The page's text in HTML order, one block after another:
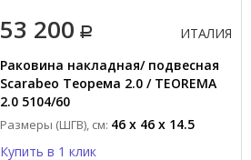
53 200
ИТАЛИЯ
Раковина накладная/ подвесная
Scarabeo Теорема 2.0 / TEOREMA
2.0 5104/60
Размеры (ШГВ), см: 46 x 46 x 14.5
Купить в 1 клик